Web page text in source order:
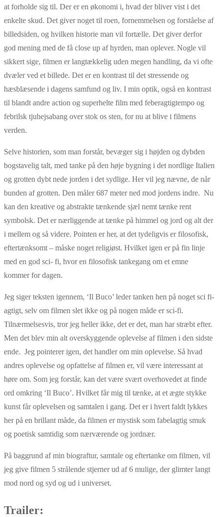
at forholde sig til. Der er en økonomi i, hvad der bliver vist i det
enkelte skud. Det giver noget til roen, fornemmelsen og forståelse af
billedsiden, og hvilken historie man vil fortælle. Det giver derfor
god mening med de få close up af hyrden, man oplever. Nogle vil
sikkert sige, filmen er langtækkelig uden megen handling, da vi ofte
dvæler ved et billede. Det er en kontrast til det stressende og
hæsblæsende i dagens samfund og liv. I min optik, også en kontrast
til blandt andre action og superhelte film med feberagtigtempo og
febrilsk tjuhejsabang over stok os sten, for nu at blive i filmens
verden.
Selve historien, som man forstår, bevæger sig i højden og dybden
bogstavelig talt, med tanke på den høje bygning i det nordlige Italien
og grotten dybt nede jorden i det sydlige. Her vil jeg nævne, de når
bunden af grotten. Den måler 687 meter ned mod jordens indre. Nu
kan den kreative og abstrakte tænkende sjæl nemt tænke rent
symbolsk. Det er nærliggende at tænke på himmel og jord og alt der
i mellem og så videre. Pointen er her, at det tydeligvis er filosofisk,
eftertænksomt – måske noget religiøst. Hvilket igen er på fin linje
med en god sci- fi, hvor en filosofisk tankegang om et emne
kommer for dagen.
Jeg siger teksten igennem, ‘Il Buco’ leder tanken hen på noget sci fi-
agtigt, selv om filmen slet ikke og på nogen måde er sci-fi.
Tilnærmelsesvis, tror jeg heller ikke, det er det, man har stræbt efter.
Men det blev min alt overskyggende oplevelse af filmen i den sidste
ende. Jeg pointerer igen, det handler om min oplevelse. Så hvad
andres oplevelse og opfattelse af filmen er, vil være interessant at
høre om. Som jeg forstår, kan det være svært overhovedet at finde
ord omkring ‘Il Buco’. Hvilket får mig til tænke, at et ægte stykke
kunst får oplevelsen og samtalen i gang. Det er i hvert faldt lykkes
her på en brillant måde, da filmen er mystisk som fabelagtig smuk
og poetisk samtidig som nærværende og jordnær.
På baggrund af min biograftur, samtale og eftertanke om filmen, vil
jeg give filmen 5 strålende stjerner ud af 6 mulige, der glimter langt
mod nord og syd og ud i universet.
Trailer: